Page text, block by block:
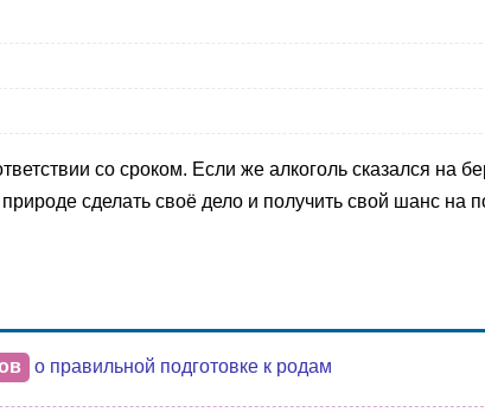
со сроком. Если же алкоголь сказался на
сделать своё дело и получить свой шанс на
о правильной подготовке к родам